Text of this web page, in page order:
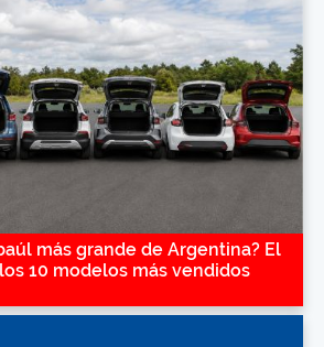
más grande de Argentina? El
10 modelos más vendidos